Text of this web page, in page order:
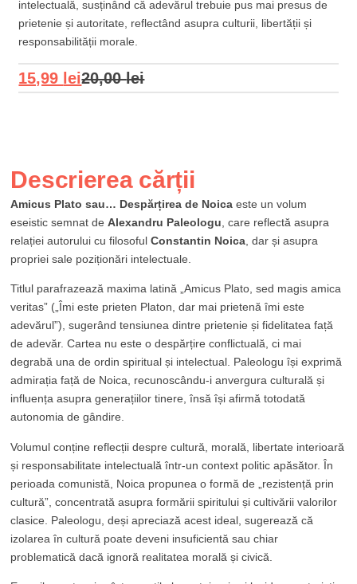
intelectuală, susținând că adevărul trebuie pus mai presus de
prietenie și autoritate, reflectând asupra culturii, libertății și
responsabilității morale.
20,00lei
15,99 lei
Descrierea cărții
Amicus Plato sau… Despărțirea de Noica este un volum
eseistic semnat deAlexandru Paleologu , care reflectă asupra
relației autorului cu filosofulConstantin Noica , dar și asupra
propriei sale poziționări intelectuale.
Titlul parafrazează maxima latină „Amicus Plato, sed magis amica
veritas” („Îmi este prieten Platon, dar mai prietenă îmi este
adevărul”), sugerând tensiunea dintre prietenie și fidelitatea față
de adevăr. Cartea nu este o despărțire conflictuală, ci mai
degrabă una de ordin spiritual și intelectual. Paleologu își exprimă
admirația față de Noica, recunoscându-i anvergura culturală și
influența asupra generațiilor tinere, însă își afirmă totodată
autonomia de gândire.
Volumul conține reflecții despre cultură, morală, libertate interioară
și responsabilitate intelectuală într-un context politic apăsător. În
perioada comunistă, Noica propunea o formă de „rezistență prin
cultură”, concentrată asupra formării spiritului și cultivării valorilor
clasice. Paleologu, deși apreciază acest ideal, sugerează că
izolarea în cultură poate deveni insuficientă sau chiar
problematică dacă ignoră realitatea morală și civică.